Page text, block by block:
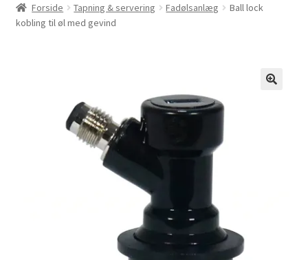
Råvarer & ingredienser
Forside Tapning & servering Fadølsanlæg
Ball lock
kobling til øl med gevind